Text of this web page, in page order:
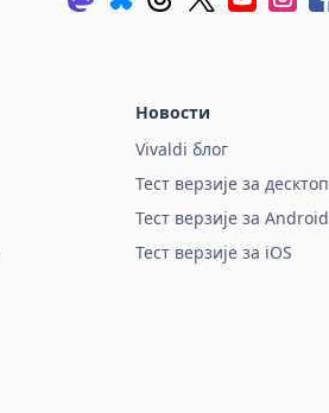
Новости
Vivaldi блог
Тест верзије за десктоп
Тест верзије за Android
Тест верзије за iOS